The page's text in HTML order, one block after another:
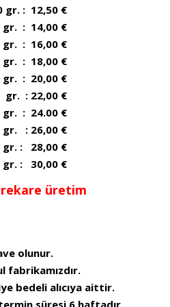
gr. : 12,50 €
gr. : 14,00 €
gr. : 16,00 €
gr. : 18,00 €
gr. : 20,00 €
gr. : 22,00 €
gr. : 24.00 €
gr. : 26,00 €
gr. : 28,00 €
gr. : 30,00 €
üretim
olunur.
bedeli alıcıya aittir.
süresi 6 haftadır.